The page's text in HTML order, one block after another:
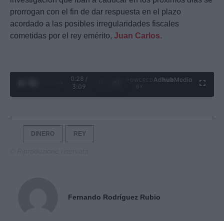
prorrogan con el fin de dar respuesta en el plazo
acordado a las posibles irregularidades fiscales
cometidas por el rey emérito, Juan Carlos.
0:29 /
3:09
Ad hubMedia
DINERO REY
Fernando Rodríguez Rubio